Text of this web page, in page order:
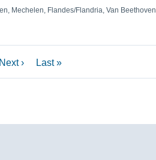
Mechelen, Flandes/Flandria, Van
Next › Last »